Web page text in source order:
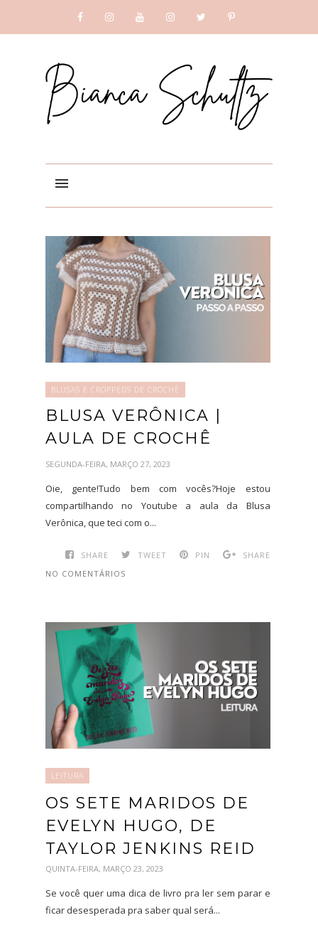
BLUSAS E CROPPEDS DE CROCHÊ
BLUSA VERÔNICA |
AULA DE CROCHÊ
SEGUNDA-FEIRA, MARÇO 27, 2023
Oie, gente!Tudo bem com vocês?Hoje estou
compartilhando no Youtube a aula da Blusa
Verônica, que teci com o...
SHARE TWEET PIN
SHARE
NO COMENTÁRIOS
LEITURA
OS SETE MARIDOS DE
EVELYN HUGO, DE
TAYLOR JENKINS REID
QUINTA-FEIRA, MARÇO 23, 2023
Se você quer uma dica de livro pra ler sem parar e
ficar desesperada pra saber qual será...